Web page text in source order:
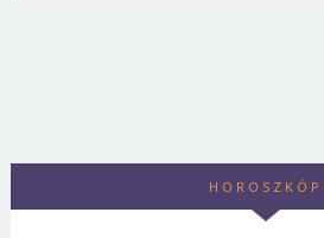
HOROSZKÓP